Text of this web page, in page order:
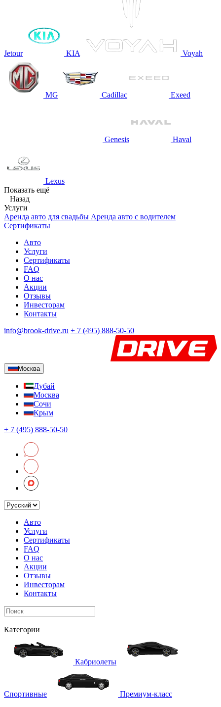
Jetour KIA Voyah
MG Cadillac Exeed
Genesis Haval
Lexus
Показать ещё
Назад
Услуги
Аренда авто для свадьбы Аренда авто с водителем
Сертификаты
Авто
Услуги
Сертификаты
FAQ
О нас
Акции
Отзывы
Инвесторам
Контакты
info@brook-drive.ru + 7 (495) 888-50-50
Москва
Дубай
Москва
Сочи
Крым
+ 7 (495) 888-50-50
Авто
Услуги
Сертификаты
FAQ
О нас
Акции
Отзывы
Инвесторам
Контакты
Категории
Кабриолеты
Спортивные Премиум-класс